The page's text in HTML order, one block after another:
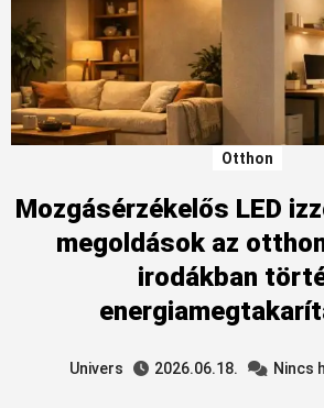
Otthon
Mozgásérzékelős LED
megoldások az
irodákban
Univers 2026.06.18. Nincs